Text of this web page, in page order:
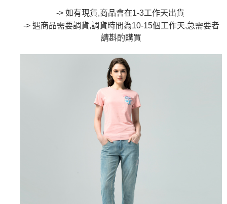
1.本服務由台灣大哥大提供，台灣大哥大用戶可立即使用無須另外申請。
2.付款方式選擇「大哥付你分期」，訂單成立後會自動跳轉到大哥付的交易
流程，驗證手機門號後，選擇欲分期的期數、繳款截止日，確認付款後即完
4.訂單成立30分鐘內，如未前往確認交易或遇審核未通過，訂單將自動取
消。如遇「轉專審核」未通過狀況，表示未達大哥付你分期系統評分，恕無
1.分期款項不併入電信帳單，「大哥付你分期」於每月結算日後寄送繳費提
2.透過簡訊連結打開帳單後，可選擇「超商條碼／台灣大直營門市／銀行轉
帳／街口支付／iPASS MONEY」等通路繳費。
1.本服務係由「台灣大哥大股份有限公司」（以下簡稱本公司）所提供，讓
用戶於交易時，得透過本服務購買商品或服務，並由商店將買賣／分期付款
買賣價金債權讓與本公司後，依約使用本公司帳單繳交帳款。
2.基於同意付款使用「大哥付你分期」之契約關係目的，商店將以您的個人
資料（包含姓名、電話或地址）提供予台灣大哥大進項蒐集、處理及利用，
由本公司與您本人進行分期帳單所需資料之確認、核對及更正。
3.完整用戶服務條款，請詳閱以下連結：
https://oppay.tw/userRule
相關說明
【關於「AFTEE先享後付」】
AFTEE先享後付是「在收到商品之後才付款」的支付方式。 讓您購物簡單
１．簡單：不需註冊會員、不需綁卡、不需儲值。
２．便利：只要手機號碼，簡訊認證，即可結帳。
３．安心：先確認商品／服務後，再付款。
【「AFTEE先享後付」結帳流程】
１．於結帳方式選擇「AFTEE先享後付」後，將跳轉至「AFTEE先享後付」
結帳頁面，進行簡訊認證並確認金額後，即可完成結帳。
２．訂單成立數日內，您將收到繳費通知簡訊。
３．收到繳費通知簡訊後14天內，點擊此簡訊中的連結，可透過四大超商／
ATM／網路銀行／等多元方式進行付款，方視為交易完成。
※ 請注意：結帳手續完成當下不需立刻繳費，但若您需要取消訂單，請聯絡
購買商品的店家。未經商家同意取消之訂單仍視為有效，需透過AFTEE先享
※ 交易是否成功請以「AFTEE先享後付 」之結帳頁面顯示為準，若有關於
是否繳費成功／繳費後需取消欲退款等相關疑問，請聯繫「AFTEE先享後付
https://netprotections.freshdesk.com/support/home
每筆NT$80，滿NT$888(含以上)免運費
每筆NT$80，滿NT$888(含以上)免運費
每筆NT$60，滿NT$3,000(含以上)免運費
每筆NT$60，滿NT$3,000(含以上)免運費
-> 如有現貨,商品會在1-3工作天出貨
-> 遇商品需要調貨,調貨時間為10-15個工作天,急需要者
請斟酌購買